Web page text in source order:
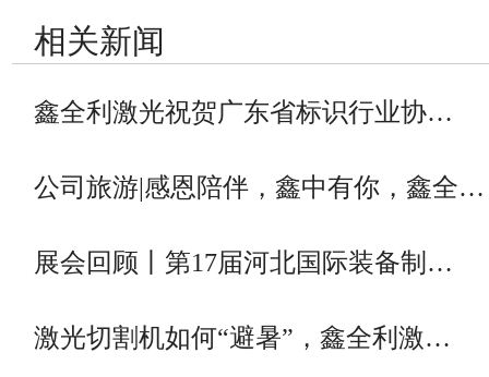
相关新闻
鑫全利激光祝贺广东省标识行业协…
公司旅游|感恩陪伴，鑫中有你，鑫全…
展会回顾丨第17届河北国际装备制…
激光切割机如何“避暑”，鑫全利激…